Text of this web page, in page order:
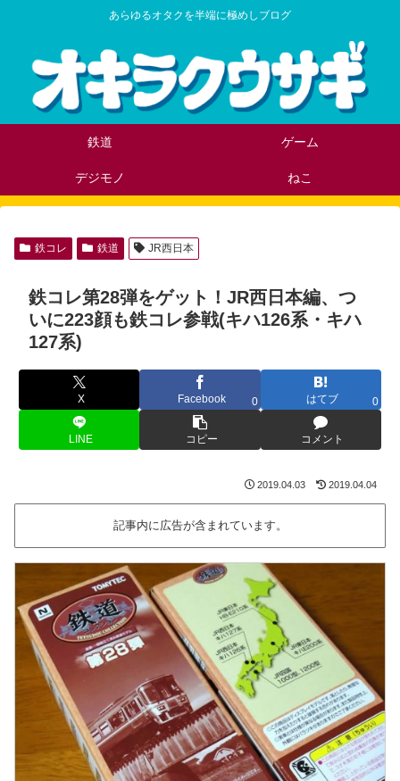
あらゆるオタクを半端に極めしブログ
鉄道 ゲーム
デジモノ ねこ
鉄コレ 鉄道 JR西日本
鉄コレ第28弾をゲット！JR西日本編、つ
いに223顔も鉄コレ参戦(キハ126系・キハ
127系)
X Facebook 0 はてブ 0
LINE コピー コメント
2019.04.03 2019.04.04
記事内に広告が含まれています。